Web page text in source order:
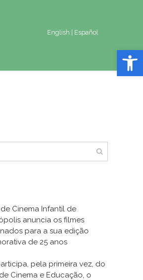
Abrir
English Español
Cinema Infantil de
anuncia os filmes
para a sua edição
de 25 anos
pela primeira vez, do
Cinema e Educação, o